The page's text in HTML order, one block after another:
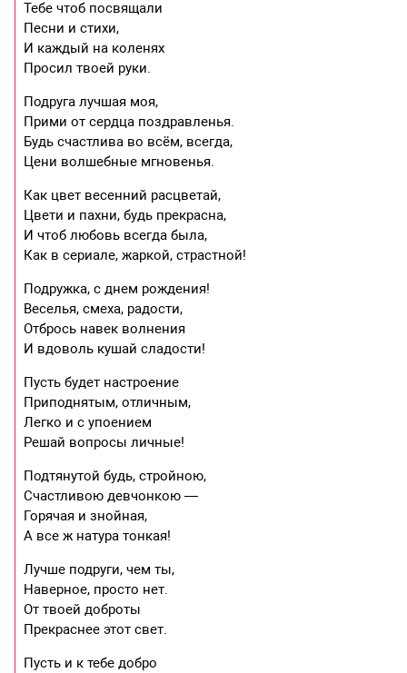
Тебе чтоб посвящали
Песни и стихи,
И каждый на коленях
Просил твоей руки.
Подруга лучшая моя,
Прими от сердца поздравленья.
Будь счастлива во всём, всегда,
Цени волшебные мгновенья.
Как цвет весенний расцветай,
Цвети и пахни, будь прекрасна,
И чтоб любовь всегда была,
Как в сериале, жаркой, страстной!
Подружка, с днем рождения!
Веселья, смеха, радости,
Отбрось навек волнения
И вдоволь кушай сладости!
Пусть будет настроение
Приподнятым, отличным,
Легко и с упоением
Решай вопросы личные!
Подтянутой будь, стройною,
Счастливою девчонкою —
Горячая и знойная,
А все ж натура тонкая!
Лучше подруги, чем ты,
Наверное, просто нет.
От твоей доброты
Прекраснее этот свет.
Пусть и к тебе добро